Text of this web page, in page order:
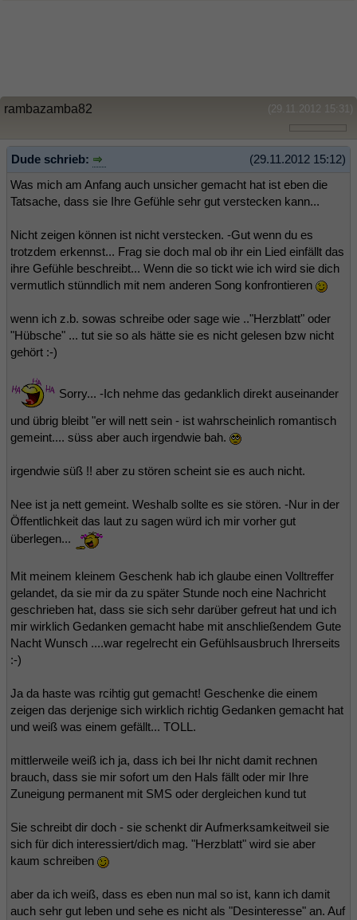
(29.11.2012 15:31)
rambazamba82
(29.11.2012 15:12)
Dude schrieb:
Was mich am Anfang auch unsicher gemacht hat ist eben die
Tatsache, dass sie Ihre Gefühle sehr gut verstecken kann...
Nicht zeigen können ist nicht verstecken. -Gut wenn du es
trotzdem erkennst... Frag sie doch mal ob ihr ein Lied einfällt das
ihre Gefühle beschreibt... Wenn die so tickt wie ich wird sie dich
vermutlich stünndlich mit nem anderen Song konfrontieren
wenn ich z.b. sowas schreibe oder sage wie .."Herzblatt" oder
"Hübsche" ... tut sie so als hätte sie es nicht gelesen bzw nicht
gehört :-)
Sorry... -Ich nehme das gedanklich direkt auseinander
und übrig bleibt "er will nett sein - ist wahrscheinlich romantisch
gemeint.... süss aber auch irgendwie bah.
irgendwie süß !! aber zu stören scheint sie es auch nicht.
Nee ist ja nett gemeint. Weshalb sollte es sie stören. -Nur in der
Öffentlichkeit das laut zu sagen würd ich mir vorher gut
überlegen...
Mit meinem kleinem Geschenk hab ich glaube einen Volltreffer
gelandet, da sie mir da zu später Stunde noch eine Nachricht
geschrieben hat, dass sie sich sehr darüber gefreut hat und ich
mir wirklich Gedanken gemacht habe mit anschließendem Gute
Nacht Wunsch ....war regelrecht ein Gefühlsausbruch Ihrerseits
:-)
Ja da haste was rcihtig gut gemacht! Geschenke die einem
zeigen das derjenige sich wirklich richtig Gedanken gemacht hat
und weiß was einem gefällt... TOLL.
mittlerweile weiß ich ja, dass ich bei Ihr nicht damit rechnen
brauch, dass sie mir sofort um den Hals fällt oder mir Ihre
Zuneigung permanent mit SMS oder dergleichen kund tut
Sie schreibt dir doch - sie schenkt dir Aufmerksamkeitweil sie
sich für dich interessiert/dich mag. "Herzblatt" wird sie aber
kaum schreiben
aber da ich weiß, dass es eben nun mal so ist, kann ich damit
auch sehr gut leben und sehe es nicht als "Desinteresse" an. Auf